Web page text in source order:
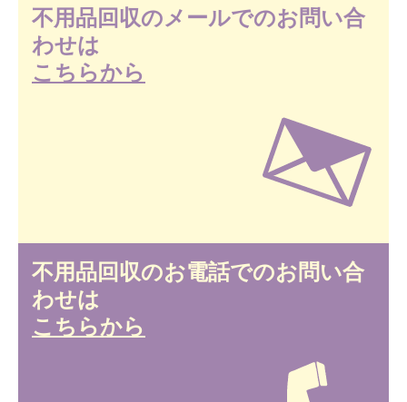
不用品回収のメールでのお問い合
わせは
こちらから
不用品回収のお電話でのお問い合
わせは
こちらから